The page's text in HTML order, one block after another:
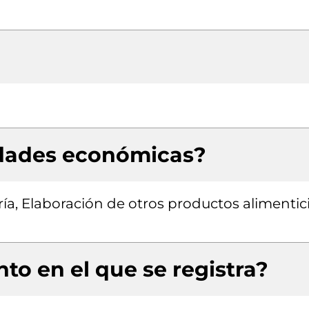
económicas?
Elaboración de otros productos
en el que se registra?